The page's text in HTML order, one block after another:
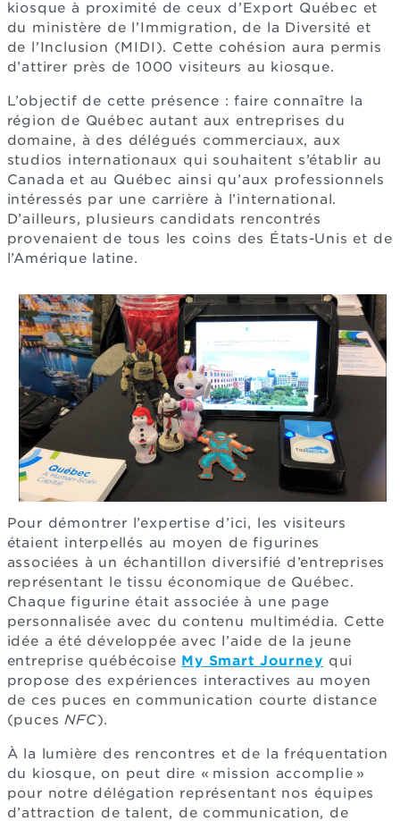
kiosque à proximité de ceux d’Export Québec et
du ministère de l’Immigration, de la Diversité et
de l’Inclusion (MIDI). Cette cohésion aura permis
d’attirer près de 1000 visiteurs au kiosque.
L’objectif de cette présence : faire connaître la
région de Québec autant aux entreprises du
domaine, à des délégués commerciaux, aux
studios internationaux qui souhaitent s’établir au
Canada et au Québec ainsi qu’aux professionnels
intéressés par une carrière à l’international.
D’ailleurs, plusieurs candidats rencontrés
provenaient de tous les coins des États-Unis et de
l’Amérique latine.
Pour démontrer l’expertise d’ici, les visiteurs
étaient interpellés au moyen de figurines
associées à un échantillon diversifié d’entreprises
représentant le tissu économique de Québec.
Chaque figurine était associée à une page
personnalisée avec du contenu multimédia. Cette
idée a été développée avec l’aide de la jeune
entreprise québécoise My Smart Journey qui
propose des expériences interactives au moyen
de ces puces en communication courte distance
(pucesNFC).
À la lumière des rencontres et de la fréquentation
du kiosque, on peut dire « mission accomplie »
pour notre délégation représentant nos équipes
d’attraction de talent, de communication, de